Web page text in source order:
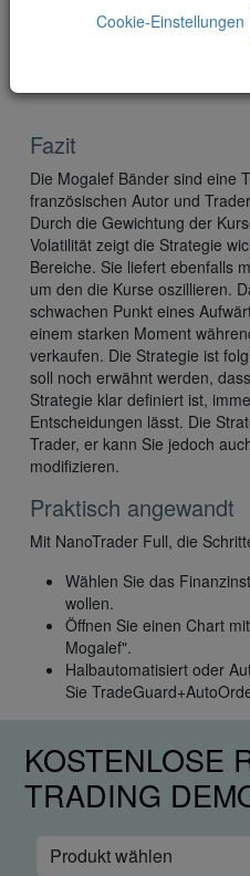
Möglichkeit 2: ein Trailing
bzw. unter den 30-Minuten
Fazit
Die Mogalef Bänder sind eine
französischen Autor und
Durch die Gewichtung der
Volatilität zeigt die Strategie
Bereiche. Sie liefert ebenfalls
um den die Kurse oszillieren.
schwachen Punkt eines
einem starken Moment
verkaufen. Die Strategie ist
soll noch erwähnt werden,
Strategie klar definiert ist,
Entscheidungen lässt. Die
Trader, er kann Sie jedoch
modifizieren.
Praktisch angewandt
Mit NanoTrader Full, die
Wählen Sie das
wollen.
Öffnen Sie einen Chart
Mogalef".
Halbautomatisiert oder
Sie
Cookie-Einstellungen
KOSTENLOSE
TRADING